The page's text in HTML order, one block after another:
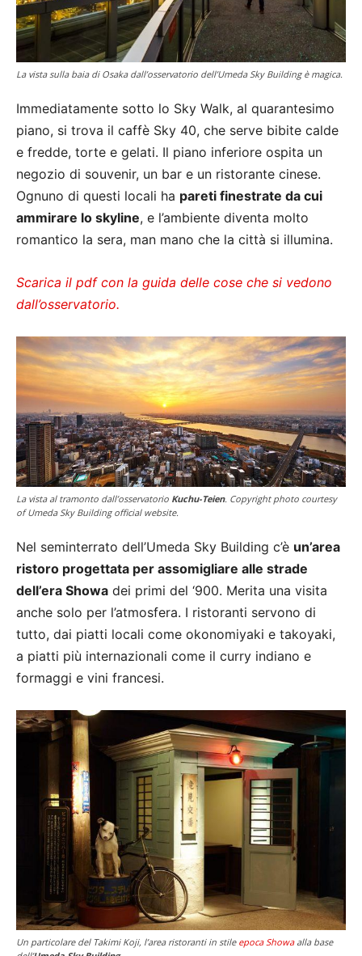
La vista sulla baia di Osaka dall’osservatorio dell’Umeda Sky Building è magica.
Immediatamente sotto lo Sky Walk, al quarantesimo
piano, si trova il caffè Sky 40, che serve bibite calde
e fredde, torte e gelati. Il piano inferiore ospita un
negozio di souvenir, un bar e un ristorante cinese.
Ognuno di questi locali ha pareti finestrate da cui
ammirare lo skyline, e l’ambiente diventa molto
romantico la sera, man mano che la città si illumina.
Scarica il pdf con la guida delle cose che si vedono
dall’osservatorio.
La vista al tramonto dall’osservatorio Kuchu-Teien. Copyright photo courtesy
of Umeda Sky Building official website.
Nel seminterrato dell’Umeda Sky Building c’è un’area
ristoro progettata per assomigliare alle strade
dell’era Showa dei primi del ‘900. Merita una visita
anche solo per l’atmosfera. I ristoranti servono di
tutto, dai piatti locali come okonomiyaki e takoyaki,
a piatti più internazionali come il curry indiano e
formaggi e vini francesi.
Un particolare del Takimi Koji, l’area ristoranti in stile epoca Showaalla base